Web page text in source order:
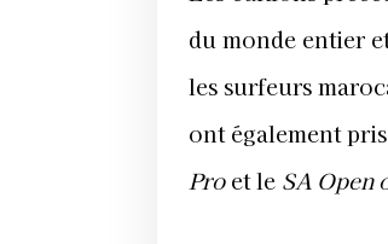
du monde entier
les surfeurs
ont également
Proet le SA Open